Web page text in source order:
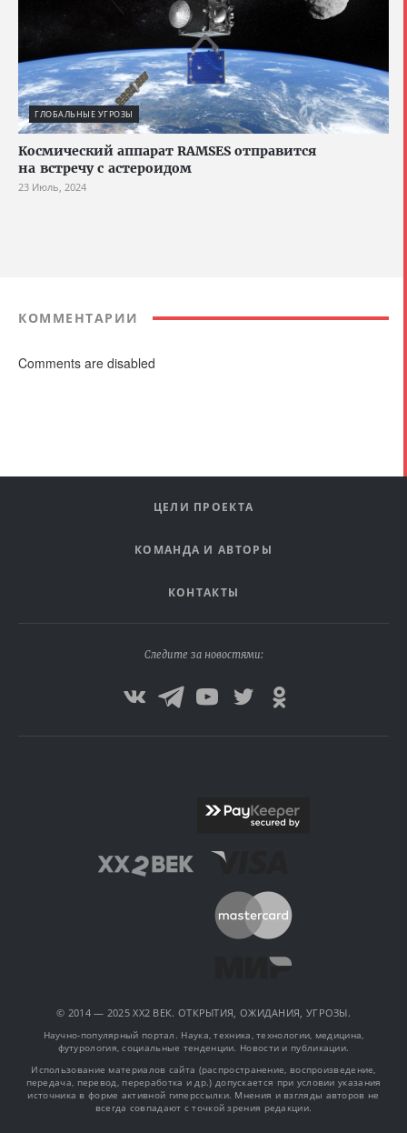
ГЛОБАЛЬНЫЕ УГРОЗЫ
Космический аппарат RAMSES отправится
на встречу с астероидом
23 Июль, 2024
КОММЕНТАРИИ
Comments are disabled
ЦЕЛИ ПРОЕКТА
КОМАНДА И АВТОРЫ
КОНТАКТЫ
Следите за новостями:
© 2014 — 2025 XX2 ВЕК. ОТКРЫТИЯ, ОЖИДАНИЯ, УГРОЗЫ.
Научно-популярный портал. Наука, техника, технологии, медицина,
футурология, социальные тенденции. Новости и публикации.
Использование материалов сайта (распространение, воспроизведение,
передача, перевод, переработка и др.) допускается при условии указания
источника в форме активной гиперссылки. Мнения и взгляды авторов не
всегда совпадают с точкой зрения редакции.